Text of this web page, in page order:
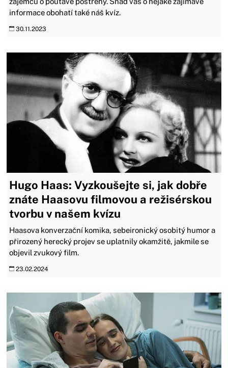
informace obohatí také náš kvíz.
30.11.2023
Hugo Haas: Vyzkoušejte si, jak dobře
znáte Haasovu filmovou a režisérskou
tvorbu v našem kvízu
Haasova konverzační komika, sebeironický osobitý humor a
přirozený herecký projev se uplatnily okamžitě, jakmile se
objevil zvukový film.
23.02.2024